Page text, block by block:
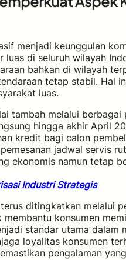
menjadi keunggulan
di seluruh wilayah
bahkan di wilayah
tetap stabil. Hal
luas.
tambah melalui
hingga akhir April
kredit bagi calon
jadwal servis
ekonomis namun tetap
Industri Strategis
ditingkatkan melalui
konsumen
standar utama dalam
loyalitas konsumen
pengalaman